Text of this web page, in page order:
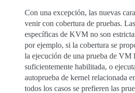
Con una excepción, las nuevas
venir con cobertura de pruebas.
específicas de KVM no son
por ejemplo, si la cobertura se
la ejecución de una prueba de VM
suficientemente habilitada, o
autoprueba de kernel relacionada
todos los casos se prefieren las